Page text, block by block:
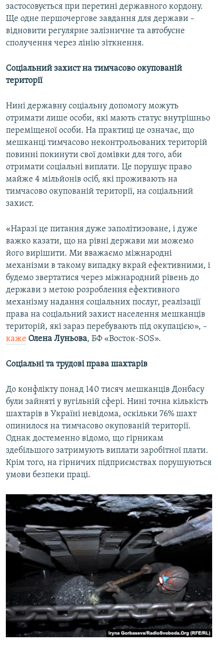
застосовується при перетині державного кордону.
Ще одне першочергове завдання для держави –
відновити регулярне залізничне та автобусне
сполучення через лінію зіткнення.
Соціальний захист на тимчасово окупованій
території
Нині державну соціальну допомогу можуть
отримати лише особи, які мають статус внутрішньо
переміщеної особи. На практиці це означає, що
мешканці тимчасово неконтрольованих територій
повинні покинути свої домівки для того, аби
отримати соціальні виплати. Це порушує право
майже 4 мільйонів осіб, які проживають на
тимчасово окупованій території, на соціальний
захист.
«Наразі це питання дуже заполітизоване, і дуже
важко казати, що на рівні держави ми можемо
його вирішити. Ми вважаємо міжнародні
механізми в такому випадку вкрай ефективними, і
будемо звертатися через міжнародний рівень до
держави з метою розроблення ефективного
механізму надання соціальних послуг, реалізації
права на соціальний захист населення мешканців
територій, які зараз перебувають під окупацією», –
каже Олена Луньова, БФ «Восток-SOS».
Соціальні та трудові права шахтарів
До конфлікту понад 140 тисяч мешканців Донбасу
були зайняті у вугільній сфері. Нині точна кількість
шахтарів в Україні невідома, оскільки 76% шахт
опинилося на тимчасово окупованій території.
Однак достеменно відомо, що гірникам
здебільшого затримують виплати заробітної плати.
Крім того, на гірничих підприємствах порушуються
умови безпеки праці.